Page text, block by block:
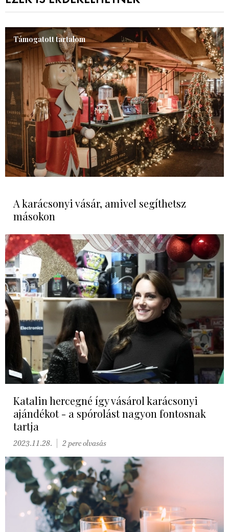
Támogatott tartalom
A karácsonyi vásár, amivel segíthetsz
másokon
Katalin hercegné így vásárol karácsonyi
ajándékot - a spórolást nagyon fontosnak
tartja
2023.11.28. 2 perc olvasás